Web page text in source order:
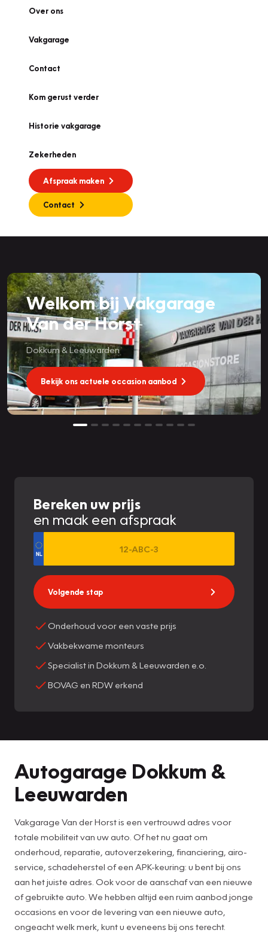
Over ons
Vakgarage
Contact
Kom gerust verder
Historie vakgarage
Zekerheden
Afspraak maken
Contact
Welkom bij Vakgarage
Van der Horst
Dokkum & Leeuwarden
Bekijk ons actuele occasion aanbod
Bereken uw prijs
en maak een afspraak
Volgende stap
Onderhoud voor een vaste prijs
Vakbekwame monteurs
Specialist in Dokkum & Leeuwarden e.o.
BOVAG en RDW erkend
Autogarage Dokkum &
Leeuwarden
Vakgarage Van der Horst is een vertrouwd adres voor
totale mobiliteit van uw auto. Of het nu gaat om
onderhoud, reparatie, autoverzekering, financiering, airo-
service, schadeherstel of een APK-keuring: u bent bij ons
aan het juiste adres. Ook voor de aanschaf van een nieuwe
of gebruikte auto. We hebben altijd een ruim aanbod jonge
occasions en voor de levering van een nieuwe auto,
ongeacht welk merk, kunt u eveneens bij ons terecht.